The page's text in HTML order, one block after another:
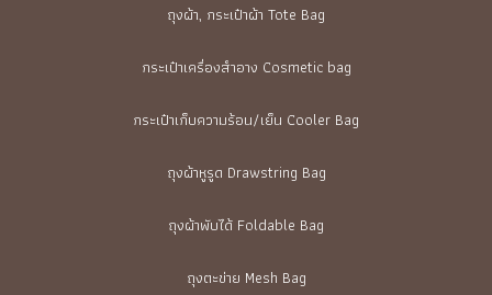
ถุงผ้า, กระเป๋าผ้า Tote Bag
กระเป๋าเครื่องสำอาง Cosmetic bag
กระเป๋าเก็บความร้อน/เย็น Cooler Bag
ถุงผ้าหูรูด Drawstring Bag
ถุงผ้าพับได้ Foldable Bag
ถุงตะข่าย Mesh Bag